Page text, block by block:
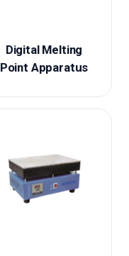
Digital Melting
Point Apparatus